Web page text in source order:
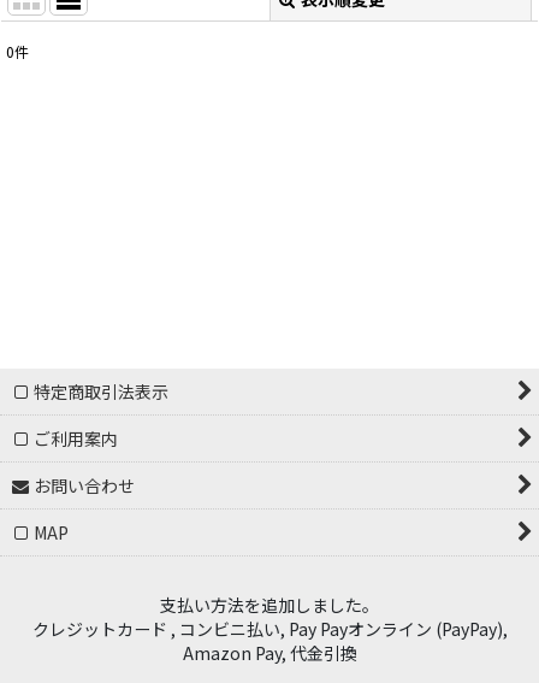
0件
特定商取引法表示
ご利用案内
お問い合わせ
MAP
支払い方法を追加しました。
クレジットカード , コンビニ払い, Pay Payオンライン (PayPay),
Amazon Pay, 代金引換